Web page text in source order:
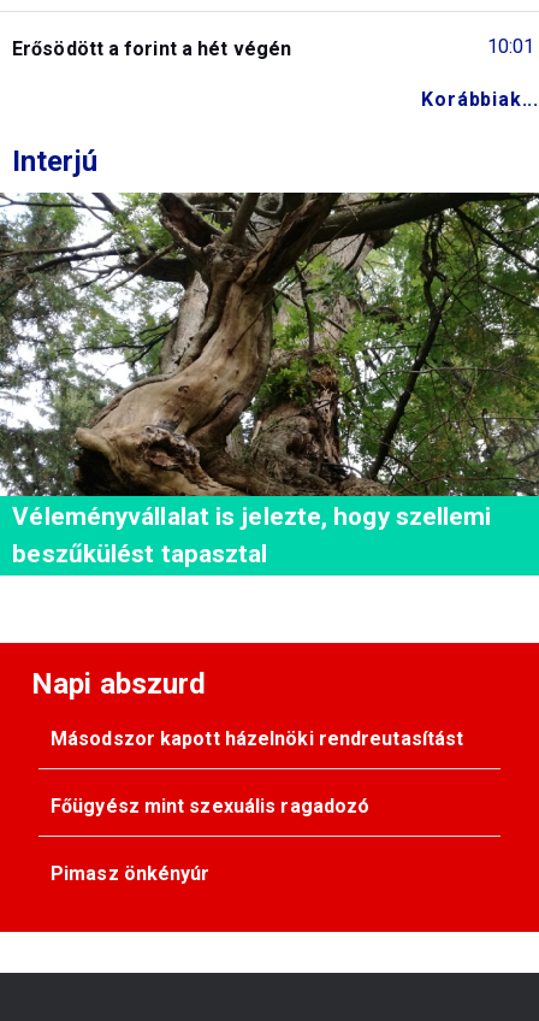
10:01
Erősödött a forint a hét végén
Korábbiak...
Interjú
Véleményvállalat is jelezte, hogy szellemi
beszűkülést tapasztal
Napi abszurd
Másodszor kapott házelnöki rendreutasítást
Főügyész mint szexuális ragadozó
Pimasz önkényúr